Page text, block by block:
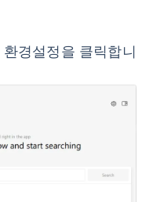
환경설정을 클릭합니